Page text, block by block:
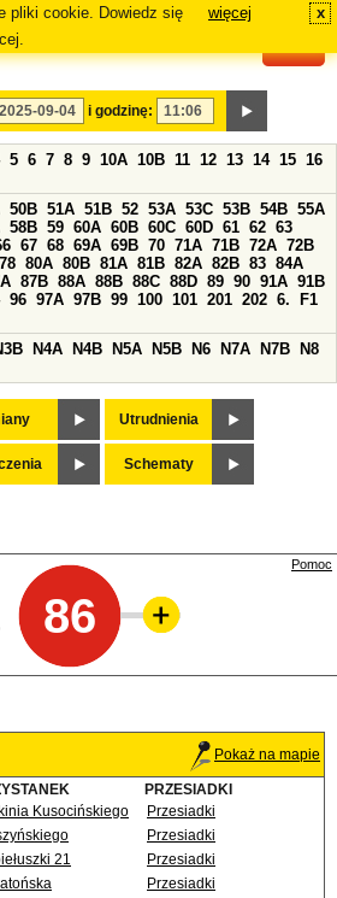
pliki cookie. Dowiedz się
więcej x
i godzinę:
5 6 7 8 9 10A 10B 11 12 13 14 15 16
50B 51A 51B 52 53A 53C 53B 54B 55A
58B 59 60A 60B 60C 60D 61 62 63
67 68 69A 69B 70 71A 71B 72A 72B
78 80A 80B 81A 81B 82A 82B 83 84A
87B 88A 88B 88C 88D 89 90 91A 91B
96 97A 97B 99 100 101 201 202 6.
F1
N4A N4B N5A N5B N6 N7A N7B
N8
Utrudnienia
Schematy
86
Pomoc
Pokaż na mapie
PRZESIADKI
Kusocińskiego
Przesiadki
Przesiadki
21
Przesiadki
Przesiadki